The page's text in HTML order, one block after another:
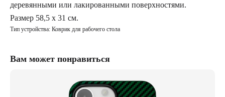
деревянными или лакированными поверхностями.
Размер 58,5 x 31 см.
Тип устройства: Коврик для рабочего стола
Вам может понравиться